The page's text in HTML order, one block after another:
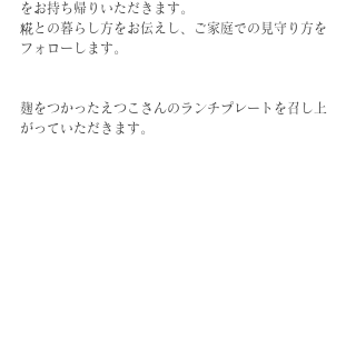
をお持ち帰りいただきます。
糀との暮らし方をお伝えし、ご家庭での見守り方を
フォローします。
麹をつかったえつこさんのランチプレートを召し上
がっていただきます。